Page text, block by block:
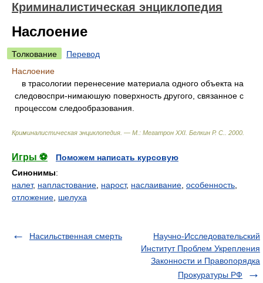
Криминалистическая энциклопедия
Наслоение
Толкование
Перевод
Наслоение
в трасологии перенесение материала одного объекта на
следовоспри-нимаюшую поверхность другого, связанное с
процессом следообразования.
Криминалистическая энциклопедия. — М.: Мегатрон XXI Белкин Р. С. 2000
Игры ⚽
Поможем написать курсовую
Синонимы:
налет, напластование нарост, наслаивание особенность
отложение шелуха
Насильственная смерть
Научно-Исследовательский
Институт Проблем Укрепления
Законности и Правопорядка
Прокуратуры РФ